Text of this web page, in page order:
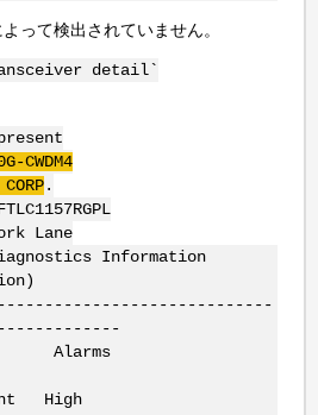
って検出されていません。
detail`
-CWDM4
.
Lane
Information
Alarms
High